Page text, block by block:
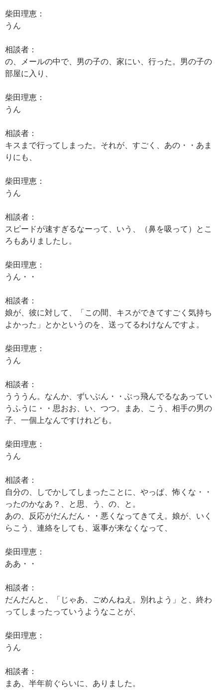
柴田理恵：
うん
相談者：
の、メールの中で、男の子の、家にい、行った。男の子の
部屋に入り、
柴田理恵：
うん
相談者：
キスまで行ってしまった。それが、すごく、あの・・あま
りにも、
柴田理恵：
うん
相談者：
スピードが速すぎるなーって、いう、（鼻を吸って）とこ
ろもありましたし。
柴田理恵：
うん・・
相談者：
娘が、彼に対して、「この間、キスができてすごく気持ち
よかった」とかというのを、送ってるわけなんですよ。
柴田理恵：
うん
相談者：
うううん。なんか、ずいぶん・・ぶっ飛んでるなあってい
うふうに・・思おお、い、つつ。まあ、こう、相手の男の
子、一個上なんですけれども。
柴田理恵：
うん
相談者：
自分の、しでかしてしまったことに、やっぱ、怖くな・・
ったのかなあ？、と思、う、の、と。
あの、反応がだんだん・・悪くなってきてえ。娘が、いく
らこう、連絡をしても、返事が来なくなって、
柴田理恵：
ああ・・
相談者：
だんだんと、「じゃあ、ごめんねえ。別れよう」と、終わ
ってしまったっていうようなことが、
柴田理恵：
うん
相談者：
まあ、半年前ぐらいに、ありました。